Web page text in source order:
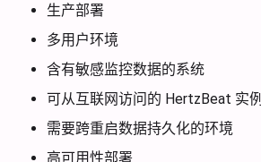
生产部署
多用户环境
含有敏感监控数据的系统
可从互联网访问的 HertzBeat 实例
需要跨重启数据持久化的环境
高可用性部署